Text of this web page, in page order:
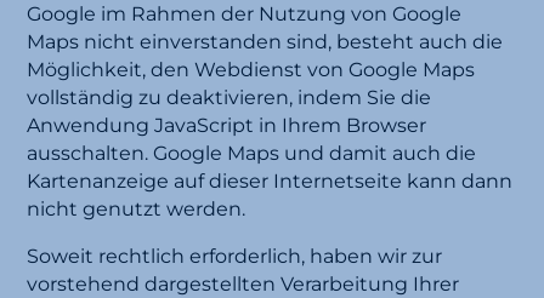
Google im Rahmen der Nutzung von Google
Maps nicht einverstanden sind, besteht auch die
Möglichkeit, den Webdienst von Google Maps
vollständig zu deaktivieren, indem Sie die
Anwendung JavaScript in Ihrem Browser
ausschalten. Google Maps und damit auch die
Kartenanzeige auf dieser Internetseite kann dann
nicht genutzt werden.
Soweit rechtlich erforderlich, haben wir zur
vorstehend dargestellten Verarbeitung Ihrer